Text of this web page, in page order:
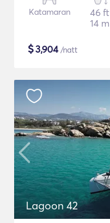
Katamaran
46 ft
14 m
$3,904/natt
Lagoon 42